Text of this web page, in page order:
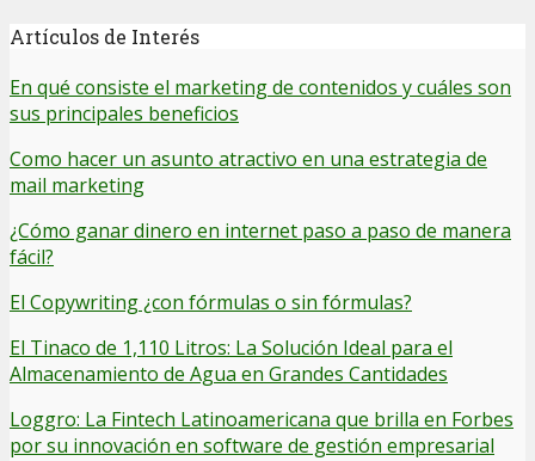
Artículos de Interés
En qué consiste el marketing de contenidos y cuáles son
sus principales beneficios
Como hacer un asunto atractivo en una estrategia de
mail marketing
¿Cómo ganar dinero en internet paso a paso de manera
fácil?
El Copywriting ¿con fórmulas o sin fórmulas?
El Tinaco de 1,110 Litros: La Solución Ideal para el
Almacenamiento de Agua en Grandes Cantidades
Loggro: La Fintech Latinoamericana que brilla en Forbes
por su innovación en software de gestión empresarial